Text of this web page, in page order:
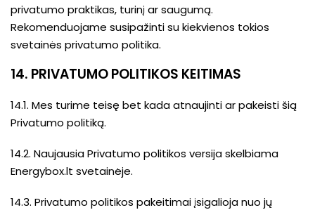
privatumo praktikas, turinį ar saugumą.
Rekomenduojame susipažinti su kiekvienos tokios
svetainės privatumo politika.
14. PRIVATUMO POLITIKOS KEITIMAS
14.1. Mes turime teisę bet kada atnaujinti ar pakeisti šią
Privatumo politiką.
14.2. Naujausia Privatumo politikos versija skelbiama
Energybox.lt svetainėje.
14.3. Privatumo politikos pakeitimai įsigalioja nuo jų